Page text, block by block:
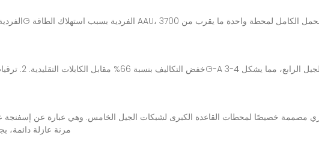
مرنة عازلة دائمة، بجهد 5 فولت تيار مستمر، وتتحمل جهد 1000 فولت تيار